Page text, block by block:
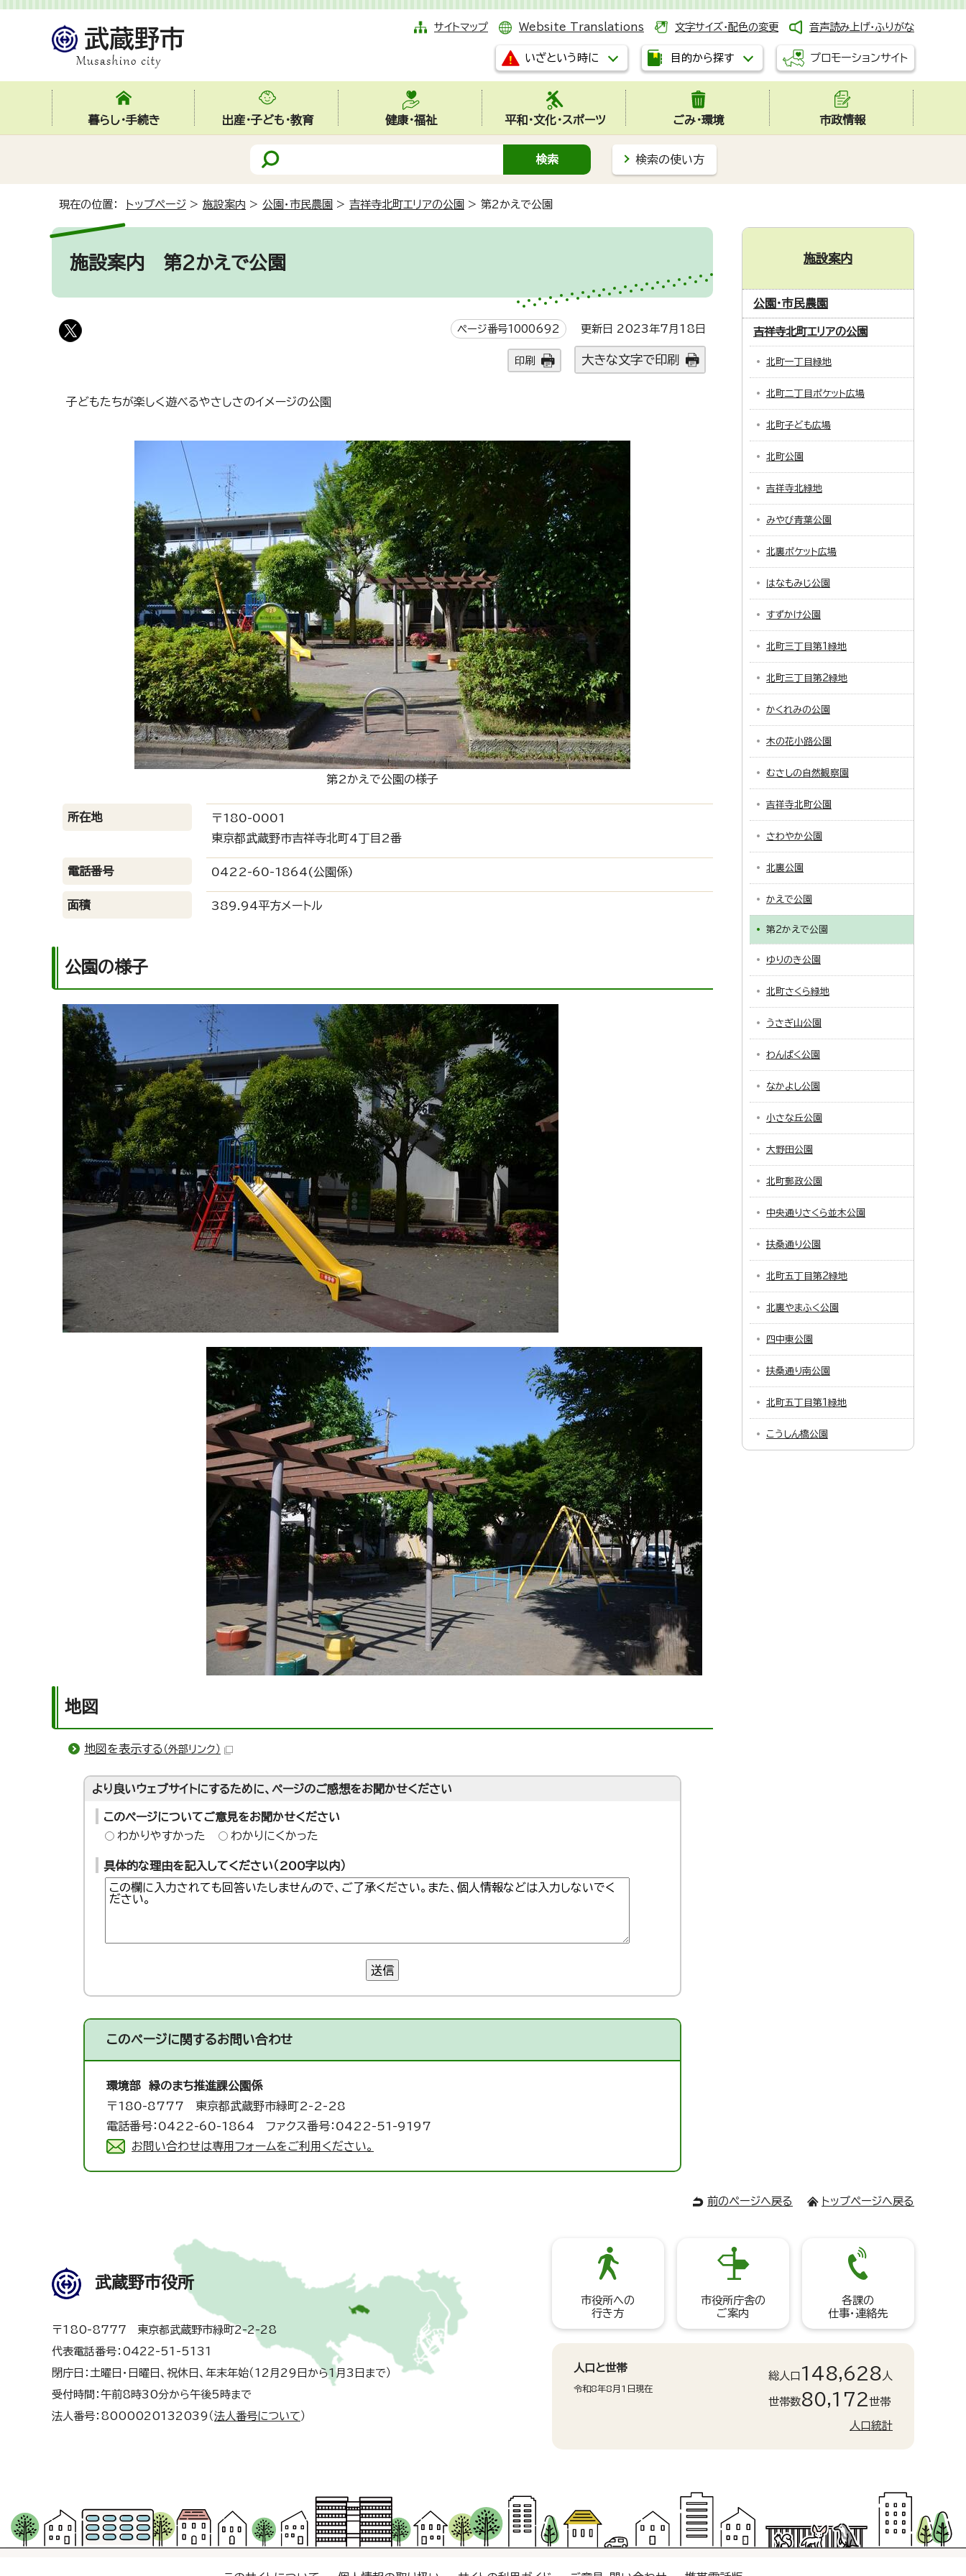
サイトマップ Website Translations 文字サイズ・配色の変更 音声読み上げ・ふりがな
いざという時に 目的から探す プロモーションサイト
暮らし・手続き 出産・子ども・教育 健康・福祉 平和・文化・スポーツ ごみ・環境 市政情報
検索の使い方
現在の位置： トップページ > 施設案内 > 公園・市民農園 > 吉祥寺北町エリアの公園 > 第2かえで公園
施設案内 第2かえで公園
ページ番号1000692 更新日 2023年7月18日
印刷 大きな文字で印刷
子どもたちが楽しく遊べるやさしさのイメージの公園
第2かえで公園の様子
所在地
〒180-0001
東京都武蔵野市吉祥寺北町4丁目2番
電話番号 0422-60-1864(公園係)
面積 389.94平方メートル
公園の様子
地図
地図を表示する （外部リンク）
より良いウェブサイトにするために、ページのご感想をお聞かせください
このページについてご意見をお聞かせください
わかりやすかった
わかりにくかった
具体的な理由を記入してください（200字以内）
送信
このページに関するお問い合わせ
環境部 緑のまち推進課公園係
〒180-8777 東京都武蔵野市緑町2-2-28
電話番号：0422-60-1864 ファクス番号：0422-51-9197
お問い合わせは専用フォームをご利用ください。
施設案内
公園・市民農園
吉祥寺北町エリアの公園
北町一丁目緑地
北町二丁目ポケット広場
北町子ども広場
北町公園
吉祥寺北緑地
みやび青葉公園
北裏ポケット広場
はなもみじ公園
すずかけ公園
北町三丁目第1緑地
北町三丁目第2緑地
かくれみの公園
木の花小路公園
むさしの自然観察園
吉祥寺北町公園
さわやか公園
北裏公園
かえで公園
第2かえで公園
ゆりのき公園
北町さくら緑地
うさぎ山公園
わんぱく公園
なかよし公園
小さな丘公園
大野田公園
北町郵政公園
中央通りさくら並木公園
扶桑通り公園
北町五丁目第2緑地
北裏やまふく公園
四中東公園
扶桑通り南公園
北町五丁目第1緑地
こうしん橋公園
前のページへ戻る トップページへ戻る
武蔵野市役所
〒180-8777 東京都武蔵野市緑町2-2-28
代表電話番号：0422-51-5131
閉庁日：土曜日・日曜日、祝休日、年末年始（12月29日から1月3日まで）
受付時間：午前8時30分から午後5時まで
法人番号：8000020132039（ 法人番号について ）
市役所への
行き方
市役所庁舎の
ご案内
各課の
仕事・連絡先
人口と世帯
令和8年8月1日現在
総人口 148,628 人
世帯数80,172世帯
人口統計